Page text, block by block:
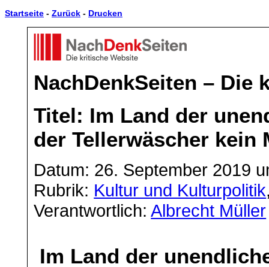
Startseite - Zurück - Drucken
NachDenkSeiten – Die
Titel: Im Land der
der Tellerwäscher kein
Datum: 26. September 2019
Rubrik: Kultur und Kulturpolitik
Verantwortlich:Albrecht Müller
Im Land der